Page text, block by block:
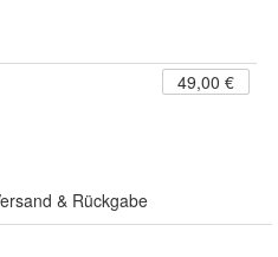
49,00 €
& Rückgabe